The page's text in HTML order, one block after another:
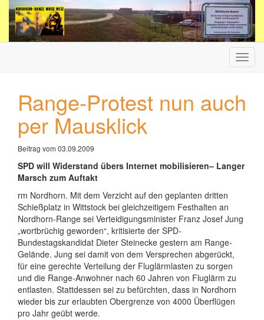
ein-/
Range-Protest nun auch
per Mausklick
Beitrag vom 03.09.2009
SPD will Widerstand übers Internet mobilisieren– Langer
Marsch zum Auftakt
rm Nordhorn. Mit dem Verzicht auf den geplanten dritten
Schießplatz in Wittstock bei gleichzeitigem Festhalten an
Nordhorn-Range sei Verteidigungsminister Franz Josef Jung
„wortbrüchig geworden“, kritisierte der SPD-
Bundestagskandidat Dieter Steinecke gestern am Range-
Gelände. Jung sei damit von dem Versprechen abgerückt,
für eine gerechte Verteilung der Fluglärmlasten zu sorgen
und die Range-Anwohner nach 60 Jahren von Fluglärm zu
entlasten. Stattdessen sei zu befürchten, dass in Nordhorn
wieder bis zur erlaubten Obergrenze von 4000 Überflügen
pro Jahr geübt werde.